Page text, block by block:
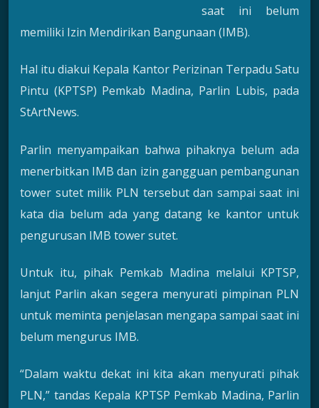
saat ini belum
memiliki Izin Mendirikan Bangunaan (IMB).
Hal itu diakui Kepala Kantor Perizinan Terpadu Satu
Pintu (KPTSP) Pemkab Madina, Parlin Lubis, pada
StArtNews.
Parlin menyampaikan bahwa pihaknya belum ada
menerbitkan IMB dan izin gangguan pembangunan
tower sutet milik PLN tersebut dan sampai saat ini
kata dia belum ada yang datang ke kantor untuk
pengurusan IMB tower sutet.
Untuk itu, pihak Pemkab Madina melalui KPTSP,
lanjut Parlin akan segera menyurati pimpinan PLN
untuk meminta penjelasan mengapa sampai saat ini
belum mengurus IMB.
“Dalam waktu dekat ini kita akan menyurati pihak
PLN,” tandas Kepala KPTSP Pemkab Madina, Parlin